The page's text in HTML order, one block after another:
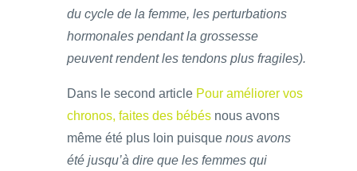
du cycle de la femme, les perturbations
hormonales pendant la grossesse
peuvent rendent les tendons plus fragiles).
Dans le second article Pour améliorer vos
chronos, faites des bébés nous avons
même été plus loin puisque nous avons
été jusqu’à dire que les femmes qui